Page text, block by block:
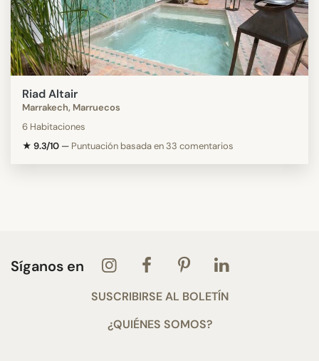
Riad Altair
Marrakech, Marruecos
6 Habitaciones
★ 9.3/10 — Puntuación basada en 33 comentarios
Síganos en
SUSCRIBIRSE AL BOLETÍN
¿QUIÉNES SOMOS?